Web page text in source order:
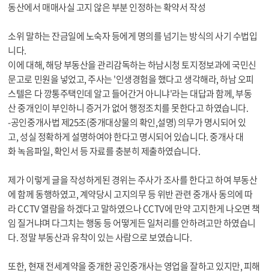
동산에서 매매사실 고지 않은 부분 인정하는 확약서 작성
소위 말하는 잔금일에 노숙자 등에게 명의를 넘기는 방식의 사기 수법입
니다.
이에 대해, 해당 부동산을 관리감독하는 하남시청 토지정보과에 국민신
문고로 민원을 넣었고, 주사는 '인생경험을 했다고 생각해라, 하남 오피
스텔은 다 깡통주택인데 알고 들어간거 아니냐'라는 대답과 함께, 부동
산 중개인이 부인하니 증거가 없어 행정조치를 못한다고 하였습니다.
-공인중개사법 제25조(중개대상물의 확인,설명) 의무가 명시되어 있
고, 성실 정확하게 설명하여야 한다고 명시되어 있습니다. 중개사 대
화 녹음파일, 확인서 등 자료를 충분히 제출하였습니다.
제가 이렇게 글을 작성하게된 경위는 주사가 조사를 한다고 하여 부동산
에 함께 동행하였고, 계약당시 고지의무 등 위반 관련 중개사 동의에 따
라 CCTV 열람을 하겠다고 말하였으나 CCTV에 만약 고지한게 나오면 책
임 질거냐며 다그치는 행동 등 어떻게든 일처리를 안하려고만 하였습니
다. 정말 부동산과 유착이 있는 사람으로 보였습니다.
또한, 현재 전세계약을 중개한 공인중개사는 영업을 잘하고 있지만, 피해